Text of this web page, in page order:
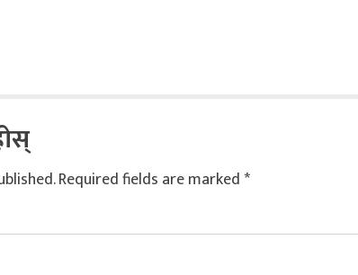
Required fields are marked*